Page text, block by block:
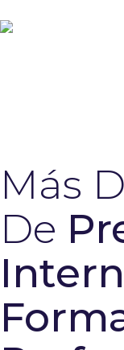
Más
De